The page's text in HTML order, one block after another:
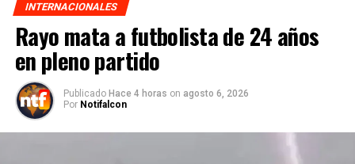
INTERNACIONALES
Rayo mata a futbolista de 24 años
en pleno partido
Publicado Hace 4 horas on agosto 6, 2026
Por Notifalcon